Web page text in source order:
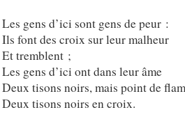
Les gens d’ici sont gens de peur :
Ils font des croix sur leur malheur
Et tremblent ;
Les gens d’ici ont dans leur âme
Deux tisons noirs, mais point de
Deux tisons noirs en croix.